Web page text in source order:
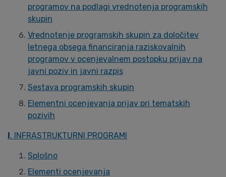
programov na podlagi vrednotenja programskih
skupin
Vrednotenje programskih skupin za določitev
letnega obsega financiranja raziskovalnih
programov v ocenjevalnem postopku prijav na
javni poziv in javni razpis
Sestava programskih skupin
Elementni ocenjevanja prijav pri tematskih
pozivih
I. INFRASTRUKTURNI PROGRAMI
Splošno
Elementi ocenjevanja